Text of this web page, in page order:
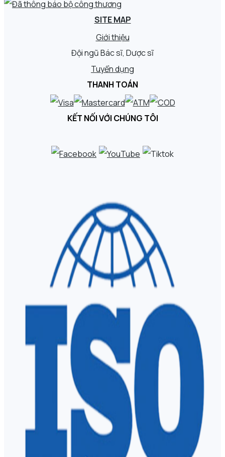
SITE MAP
Giới thiệu
Đội ngũ Bác sĩ, Dược sĩ
Tuyển dụng
THANH TOÁN
KẾT NỐI VỚI CHÚNG TÔI